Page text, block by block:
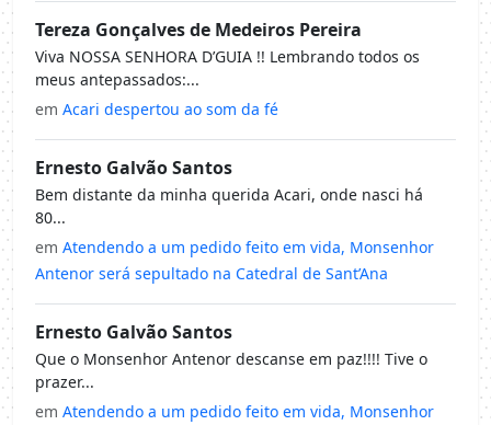
Tereza Gonçalves de Medeiros Pereira
Viva NOSSA SENHORA D’GUIA !! Lembrando todos os
meus antepassados:...
em Acari despertou ao som da fé
Ernesto Galvão Santos
Bem distante da minha querida Acari, onde nasci há
80...
em Atendendo a um pedido feito em vida, Monsenhor
Antenor será sepultado na Catedral de Sant’Ana
Ernesto Galvão Santos
Que o Monsenhor Antenor descanse em paz!!!! Tive o
prazer...
em Atendendo a um pedido feito em vida, Monsenhor